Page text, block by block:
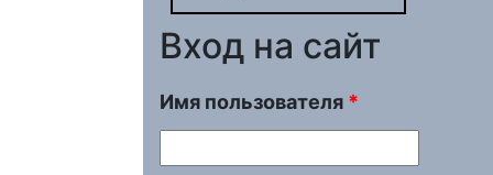
Вход на сайт
Имя пользователя *